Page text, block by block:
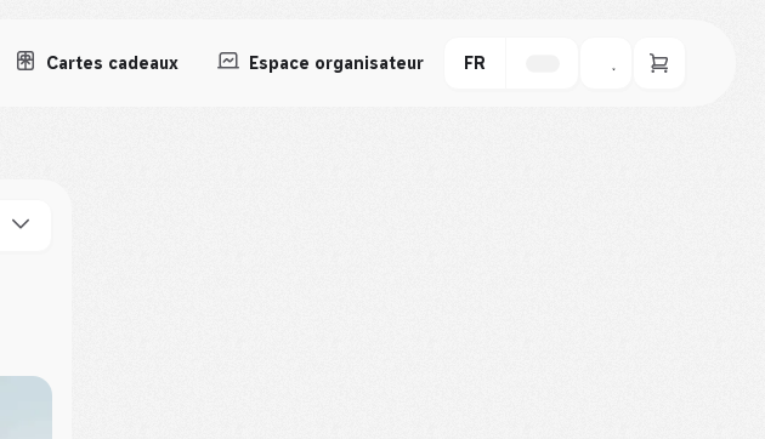
Cartes cadeaux Espace organisateur FR